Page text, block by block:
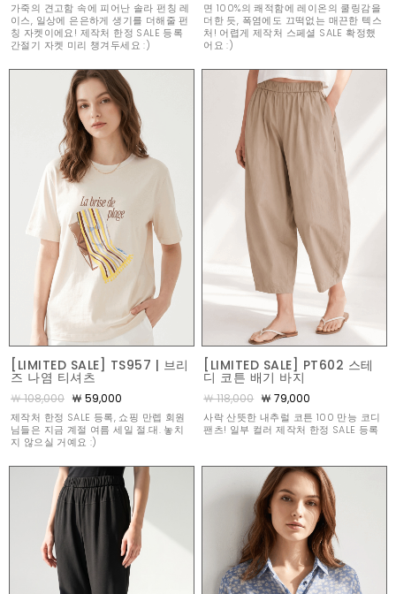
가죽의 견고함 속에 피어난 솔라 펀칭 레
이스, 일상에 은은하게 생기를 더해줄 펀
칭 자켓이에요! 제작처 한정 SALE 등록
간절기 자켓 미리 챙겨두세요 :)
면 100%의 쾌적함에 레이온의 쿨링감을
더한 듯, 폭염에도 끄떡없는 매끈한 텍스
처! 어렵게 제작처 스페셜 SALE 확정했
어요 :)
[LIMITED SALE] TS957 | 브리
즈 나염 티셔츠
￦ 108,000 ￦ 59,000
제작처 한정 SALE 등록, 쇼핑 만렙 회원
님들은 지금 계절 여름 세일 절.대. 놓치
지 않으실 거예요 :)
[LIMITED SALE] PT602 스테
디 코튼 배기 바지
￦ 118,000 ￦ 79,000
사락 산뜻한 내추럴 코튼 100 만능 코디
팬츠! 일부 컬러 제작처 한정 SALE 등록